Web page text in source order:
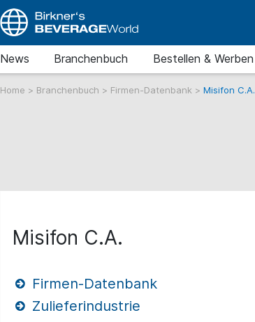
News Branchenbuch Bestellen & Werben
Home > Branchenbuch > Firmen-Datenbank > Misifon C.A.
Misifon C.A.
Firmen-Datenbank
Zulieferindustrie